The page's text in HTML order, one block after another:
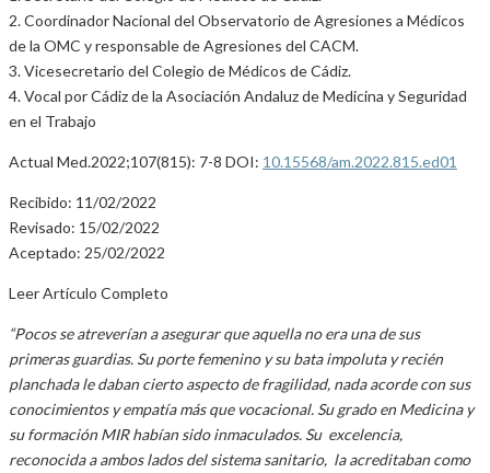
2. Coordinador Nacional del Observatorio de Agresiones a Médicos
de la OMC y responsable de Agresiones del CACM.
3. Vicesecretario del Colegio de Médicos de Cádiz.
4. Vocal por Cádiz de la Asociación Andaluz de Medicina y Seguridad
en el Trabajo
Actual Med.2022;107(815): 7-8 DOI: 10.15568/am.2022.815.ed01
Recibido: 11/02/2022
Revisado: 15/02/2022
Aceptado: 25/02/2022
Leer Artículo Completo
“Pocos se atreverían a asegurar que aquella no era una de sus
primeras guardias. Su porte femenino y su bata impoluta y recién
planchada le daban cierto aspecto de fragilidad, nada acorde con sus
conocimientos y empatía más que vocacional. Su grado en Medicina y
su formación MIR habían sido inmaculados. Su excelencia,
reconocida a ambos lados del sistema sanitario, la acreditaban como